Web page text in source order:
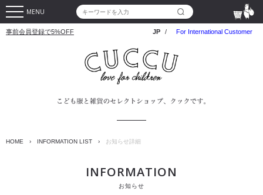
MENU
事前会員登録で5%OFF JP / For International Customer
HOME › INFORMATION LIST › お知らせ詳細
INFORMATION
お知らせ